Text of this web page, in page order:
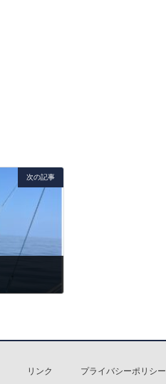
次の記事
リンク プライバシーポリシー